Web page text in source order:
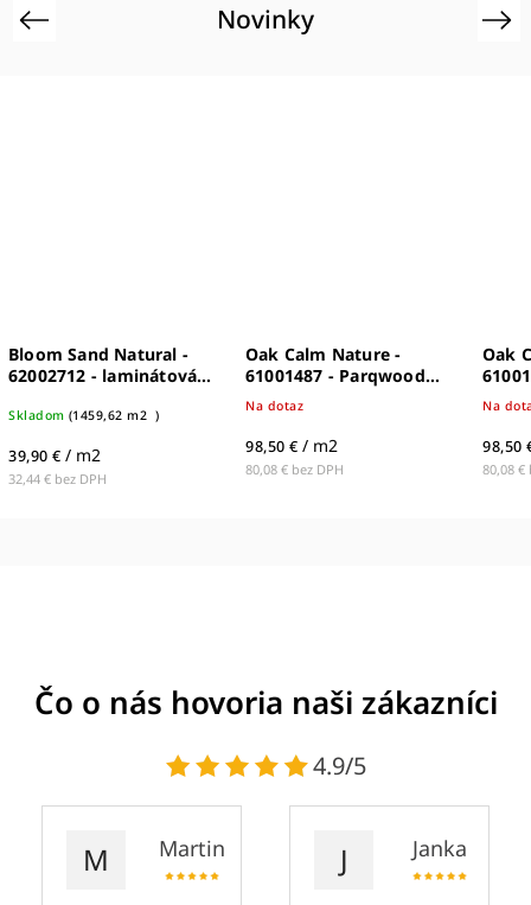
Novinky
Previous
-
Oak Calm Nature -
61001487 - Parqwood
podlaha
98,50 €
Oak Calm Nude -
61001494 - Parqwood
80,08 € bez DPH
98,50 €
Next
Čo o nás hovoria naši zákazníci
4.9/5
M Martin J Janka